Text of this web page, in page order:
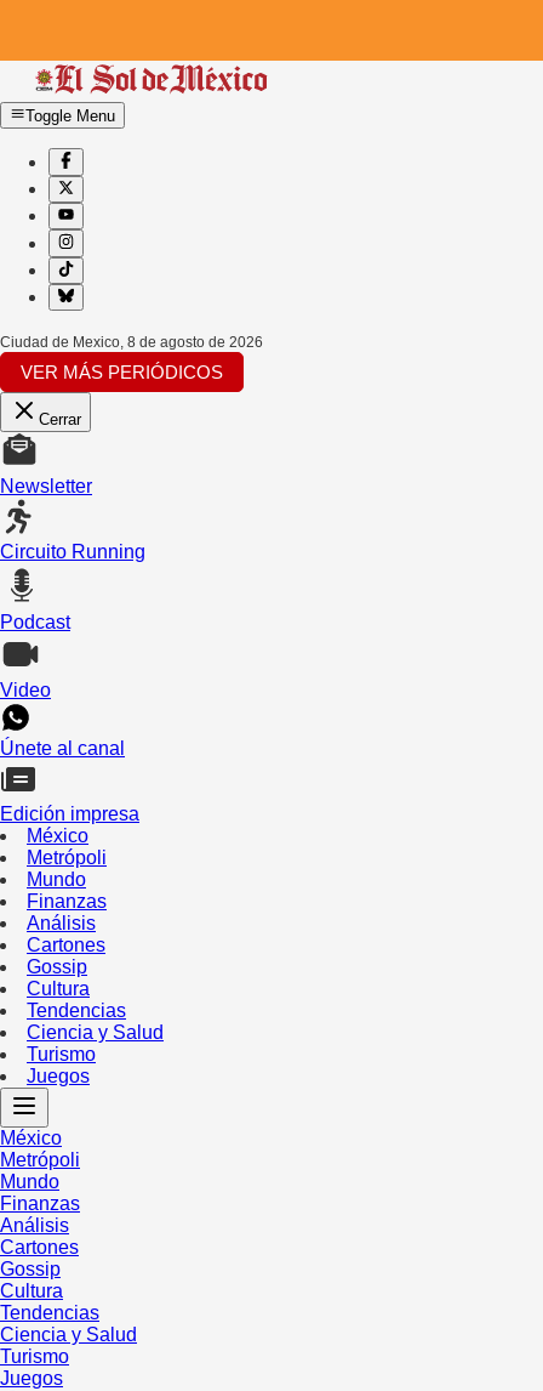
Toggle Menu
Ciudad de Mexico, 8 de agosto de 2026
VER MÁS PERIÓDICOS
Cerrar
Newsletter
Circuito Running
Podcast
Video
Únete al canal
Edición impresa
México
Metrópoli
Mundo
Finanzas
Análisis
Cartones
Gossip
Cultura
Tendencias
Ciencia y Salud
Turismo
Juegos
México
Metrópoli
Mundo
Finanzas
Análisis
Cartones
Gossip
Cultura
Tendencias
Ciencia y Salud
Turismo
Juegos